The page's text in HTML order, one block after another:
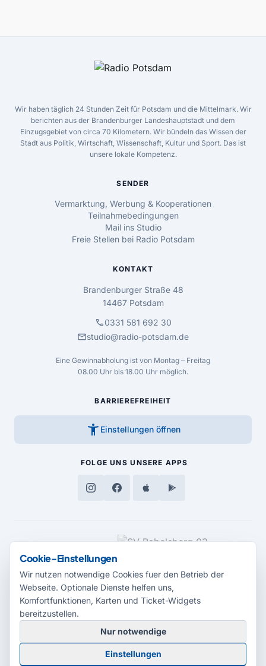
Wir haben täglich 24 Stunden Zeit für Potsdam und die Mittelmark. Wir
berichten aus der Brandenburger Landeshauptstadt und dem
Einzugsgebiet von circa 70 Kilometern. Wir bündeln das Wissen der
Stadt aus Politik, Wirtschaft, Wissenschaft, Kultur und Sport. Das ist
unsere lokale Kompetenz.
SENDER
Vermarktung, Werbung & Kooperationen
Teilnahmebedingungen
Mail ins Studio
Freie Stellen bei Radio Potsdam
KONTAKT
Brandenburger Straße 48
14467 Potsdam
call0331 581 692 30
mailstudio@radio-potsdam.de
Eine Gewinnabholung ist von Montag – Freitag
08.00 Uhr bis 18.00 Uhr möglich.
BARRIEREFREIHEIT
accessibility_new Einstellungen öffnen
FOLGE UNS UNSERE APPS
MEDIENPARTNER
© 2026 Radio Potsdam. Webseite entwickelt durch dieMedienagentur
Babelsberg
Cookie-Einstellungen
Wir nutzen notwendige Cookies fuer den Betrieb der
Webseite. Optionale Dienste helfen uns,
Komfortfunktionen, Karten und Ticket-Widgets
bereitzustellen.
Nur notwendige
Einstellungen